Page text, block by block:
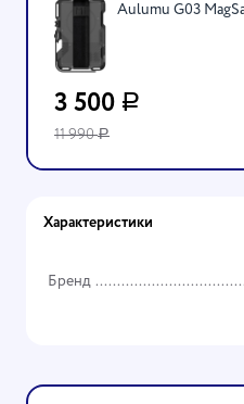
Aulumu G03
3 500 Р
11 990Р
Характеристики
Бренд